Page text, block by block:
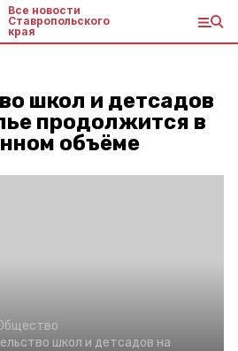
Все новости
Ставропольского
края
школ и детсадов
продолжится в
объёме
школ и детсадов на